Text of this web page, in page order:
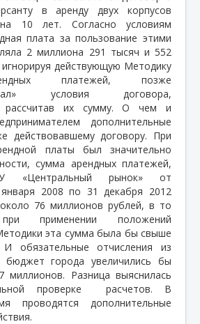
в аренду двух корпусов
10 лет. Согласно условиям
плата за пользование этими
2 миллиона 291 тысяч и 552
действующую Методику
платежей, позже
условия договора,
рассчитав их сумму. О чем и
дополнительные
действовавшему договору. При
платы был значительно
сумма арендных платежей,
«Центральный рынок» от
2008 по 31 декабря 2012
76 миллионов рублей, в то
применении положений
эта сумма была бы свыше
обязательные отчисления из
города увеличились бы
Разница выяснилась
проверке
расчетов. В
проводятся дополнительные